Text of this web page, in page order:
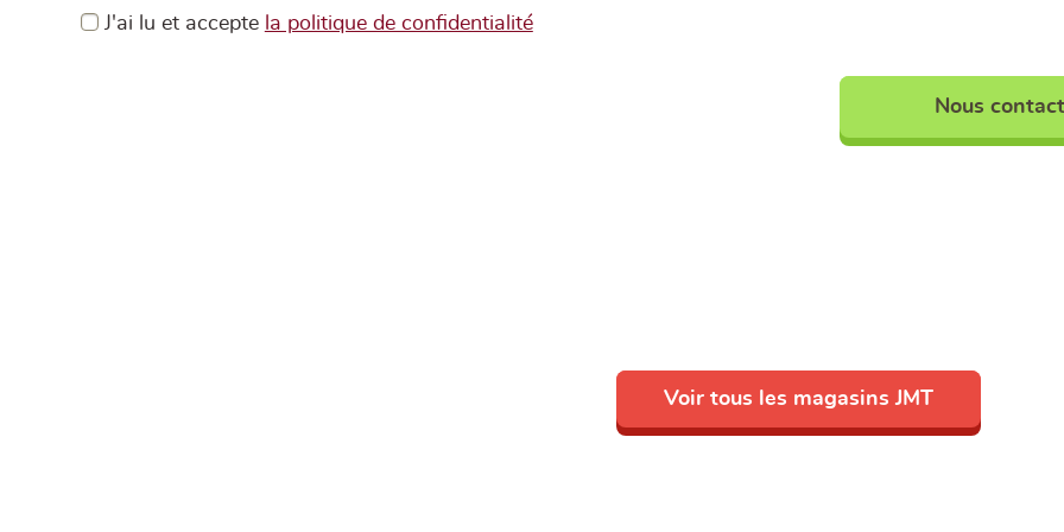
J'ai lu et accepte la politique de confidentialité
Nous
Voir tous les magasins JMT